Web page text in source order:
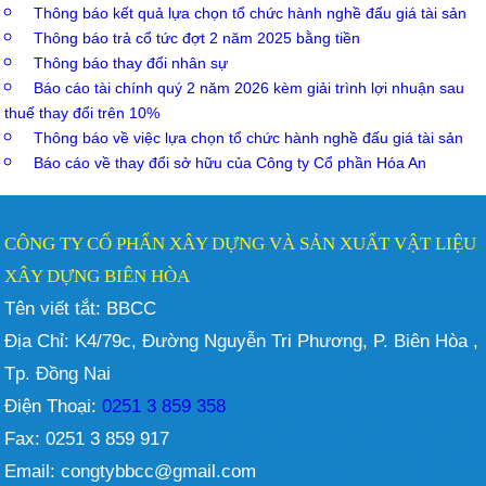
Thông báo kết quả lựa chọn tổ chức hành nghề đấu giá tài sản
Thông báo trả cổ tức đợt 2 năm 2025 bằng tiền
Thông báo thay đổi nhân sự
Báo cáo tài chính quý 2 năm 2026 kèm giải trình lợi nhuận sau
thuế thay đổi trên 10%
Thông báo về việc lựa chọn tổ chức hành nghề đấu giá tài sản
Báo cáo về thay đổi sở hữu của Công ty Cổ phần Hóa An
CÔNG TY CỔ PHẨN XÂY DỰNG VÀ SẢN XUẤT VẬT LIỆU
XÂY DỰNG BIÊN HÒA
Tên viết tắt: BBCC
Địa Chỉ: K4/79c, Đường Nguyễn Tri Phương, P. Biên Hòa ,
Tp. Đồng Nai
Điện Thoại: 0251 3 859 358
Fax: 0251 3 859 917
Email: congtybbcc@gmail.com